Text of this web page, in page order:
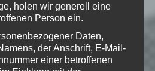
Games
dir dieser Beitrag?
holen wir generell eine
Person ein.
Daten,
der Anschrift, E-Mail-
einer betroffenen